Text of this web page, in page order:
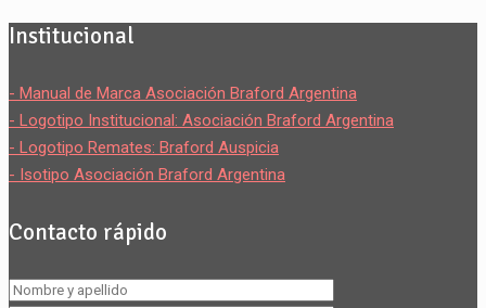
Institucional
- Manual de Marca Asociación Braford Argentina
- Logotipo Institucional: Asociación Braford Argentina
- Logotipo Remates: Braford Auspicia
- Isotipo Asociación Braford Argentina
Contacto rápido